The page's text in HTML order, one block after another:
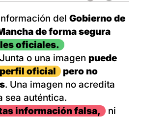
del Gobierno de
de forma segura
oficiales.
o una imagen puede
oficial
pero no
. Una imagen no acredita
sea auténtica.
información falsa,
ni